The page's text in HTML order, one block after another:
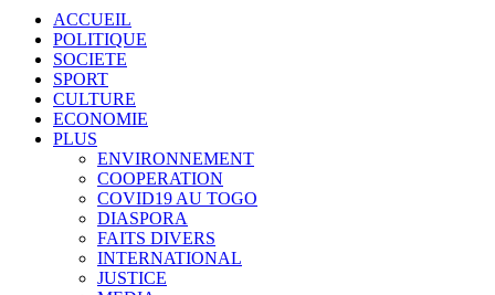
ACCUEIL
POLITIQUE
SOCIETE
SPORT
CULTURE
ECONOMIE
PLUS
ENVIRONNEMENT
COOPERATION
COVID19 AU TOGO
DIASPORA
FAITS DIVERS
INTERNATIONAL
JUSTICE